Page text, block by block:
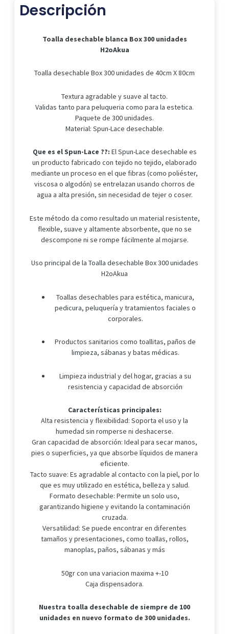
cantidad
Descripción
Toalla desechable blanca Box 300 unidades
H2oAkua
Toalla desechable Box 300 unidades de 40cm X 80cm
Textura agradable y suave al tacto.
Validas tanto para peluqueria como para la estetica.
Paquete de 300 unidades.
Material: Spun-Lace desechable.
Que es el Spun-Lace ??: El Spun-Lace desechable es
un producto fabricado con tejido no tejido, elaborado
mediante un proceso en el que fibras (como poliéster,
viscosa o algodón) se entrelazan usando chorros de
agua a alta presión, sin necesidad de tejer o coser.
Este método da como resultado un material resistente,
flexible, suave y altamente absorbente, que no se
descompone ni se rompe fácilmente al mojarse.
Uso principal de la Toalla desechable Box 300 unidades
H2oAkua
Toallas desechables para estética, manicura,
pedicura, peluquería y tratamientos faciales o
corporales.
Productos sanitarios como toallitas, paños de
limpieza, sábanas y batas médicas.
Limpieza industrial y del hogar, gracias a su
resistencia y capacidad de absorción
Características principales:
Alta resistencia y flexibilidad: Soporta el uso y la
humedad sin romperse ni deshacerse.
Gran capacidad de absorción: Ideal para secar manos,
pies o superficies, ya que absorbe líquidos de manera
eficiente.
Tacto suave: Es agradable al contacto con la piel, por lo
que es muy utilizado en estética, belleza y salud.
Formato desechable: Permite un solo uso,
garantizando higiene y evitando la contaminación
cruzada.
Versatilidad: Se puede encontrar en diferentes
tamaños y presentaciones, como toallas, rollos,
manoplas, paños, sábanas y más
50gr con una variacion maxima +-10
Caja dispensadora.
Nuestra toalla desechable de siempre de 100
unidades en nuevo formato de 300 unidades.